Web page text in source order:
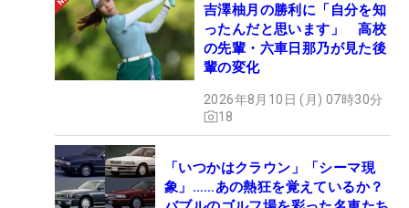
吉澤柚月の勝利に「自分を知
ったんだと思います」 高校
の先輩・六車日那乃が見た後
輩の変化
2026年8月10日 (月) 07時30分
18
「いつかはクラウン」「シーマ現
象」……あの熱狂を覚えているか？